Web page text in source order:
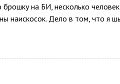
на БИ, несколько
наискосок. Дело в том, что я